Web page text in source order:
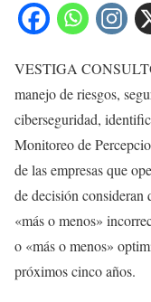
VESTIGA
manejo de riesgos,
ciberseguridad,
Monitoreo de
de las empresas que
de decisión consideran
«más o menos»
o «más o menos»
próximos cinco años.